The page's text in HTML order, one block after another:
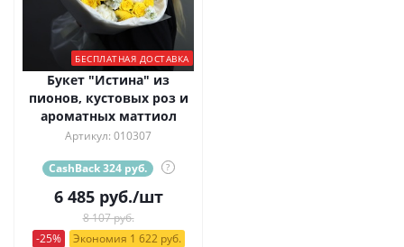
БЕСПЛАТНАЯ ДОСТАВКА
Букет "Истина" из
пионов, кустовых роз и
ароматных маттиол
Артикул: 010307
CashBack 324 руб. ?
6 485руб./шт
8 107 руб.
-25%
Экономия 1 622 руб.